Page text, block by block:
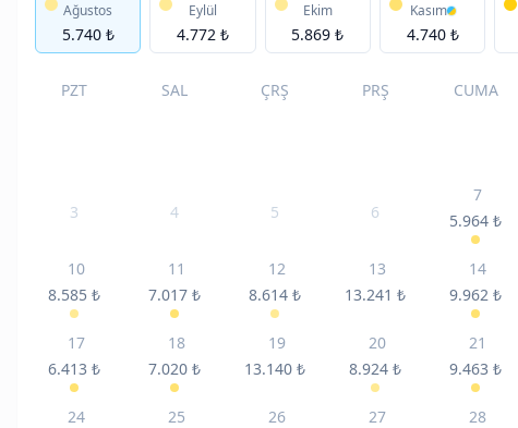
Ağustos
5.740 ₺
Eylül
4.772 ₺
Ekim
5.869 ₺
Kasım
4.740 ₺
PZT SAL ÇRŞ PRŞ CUMA
3 4 5 6
7
5.964 ₺
10
8.585 ₺
11
7.017 ₺
12
8.614 ₺
13
13.241 ₺
14
9.962 ₺
17
6.413 ₺
18
7.020 ₺
19
13.140 ₺
20
8.924 ₺
21
9.463 ₺
24
25
26
27
28